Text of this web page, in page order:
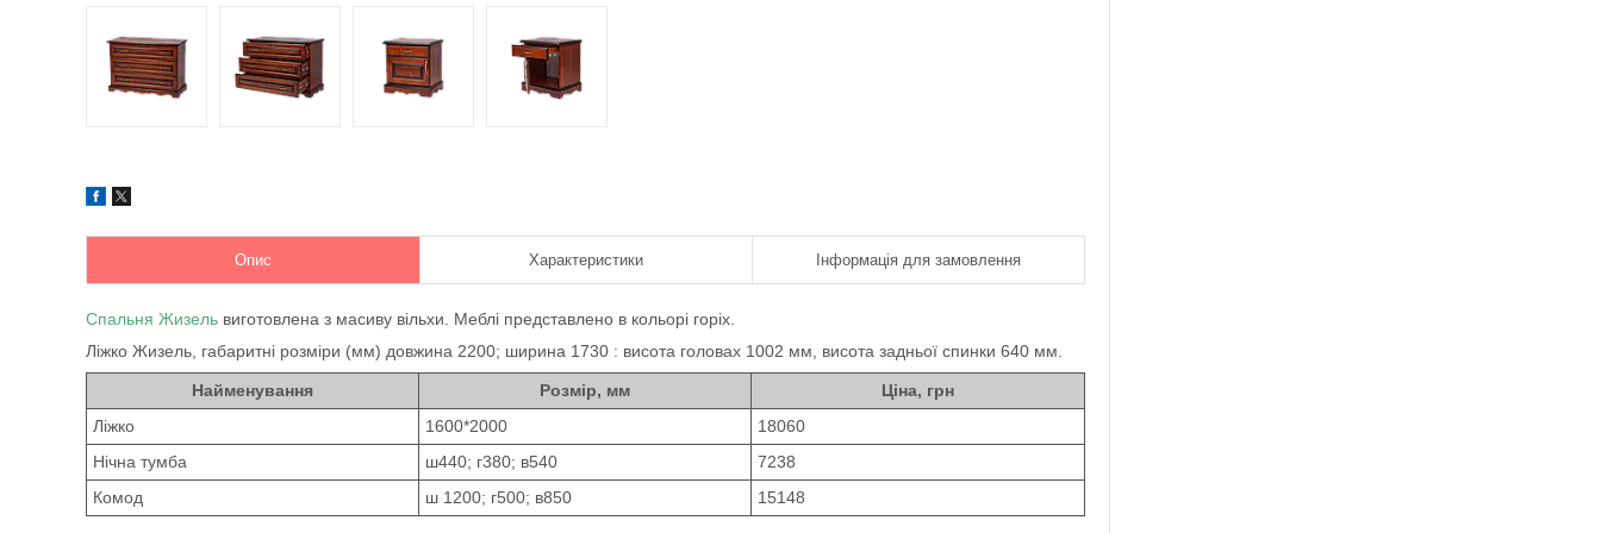
Опис Характеристики Інформація для замовлення
Спальня Жизель виготовлена з масиву вільхи. Меблі представлено в кольорі горіх.
Ліжко Жизель, габаритні розміри (мм) довжина 2200; ширина 1730 : висота головах 1002 мм, висота задньої спинки 640 мм.
Найменування Розмір, мм
Ціна, грн
Ліжко
1600*2000
18060
Нічна тумба
ш440; г380; в540
7238
Комод
ш 1200; г500; в850 15148